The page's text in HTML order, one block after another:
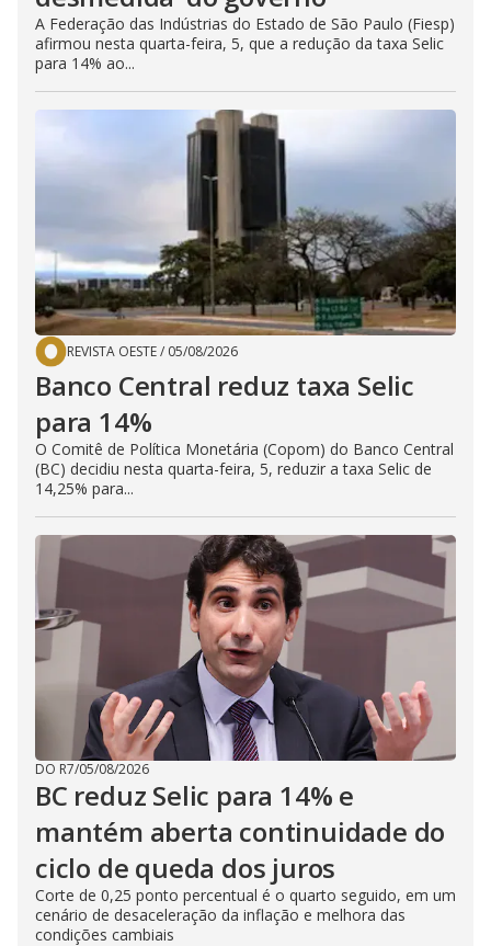
A Federação das Indústrias do Estado de São Paulo (Fiesp)
afirmou nesta quarta-feira, 5, que a redução da taxa Selic
para 14% ao...
REVISTA OESTE/ 05/08/2026
Banco Central reduz taxa Selic
para 14%
O Comitê de Política Monetária (Copom) do Banco Central
(BC) decidiu nesta quarta-feira, 5, reduzir a taxa Selic de
14,25% para...
DO R7/05/08/2026
BC reduz Selic para 14% e
mantém aberta continuidade do
ciclo de queda dos juros
Corte de 0,25 ponto percentual é o quarto seguido, em um
cenário de desaceleração da inflação e melhora das
condições cambiais